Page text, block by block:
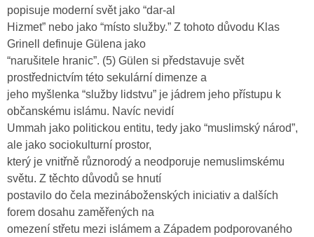
popisuje moderní svět jako “dar-al
Hizmet” nebo jako “místo služby.” Z tohoto důvodu Klas
Grinell definuje Gülena jako
“narušitele hranic”. (5) Gülen si představuje svět
prostřednictvím této sekulární dimenze a
jeho myšlenka “služby lidstvu” je jádrem jeho přístupu k
občanskému islámu. Navíc nevidí
Ummah jako politickou entitu, tedy jako “muslimský národ”,
ale jako sociokulturní prostor,
který je vnitřně různorodý a neodporuje nemuslimskému
světu. Z těchto důvodů se hnutí
postavilo do čela mezináboženských iniciativ a dalších
forem dosahu zaměřených na
omezení střetu mezi islámem a Západem podporovaného